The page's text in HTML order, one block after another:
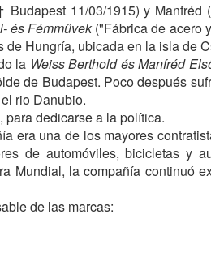
11/03/1915) y
és Fémművek("Fábrica de acero
Hungría, ubicada en la isla de
la Weiss Berthold és Manfréd
de Budapest. Poco después
rio Danubio.
dedicarse a la política.
era una de los mayores
de automóviles, bicicletas y
Mundial, la compañía continuó
de las marcas: